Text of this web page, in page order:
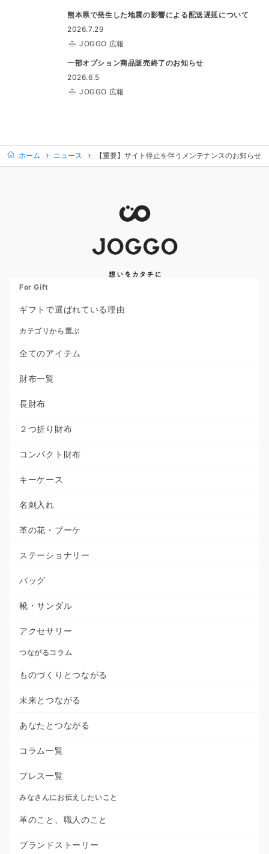
熊本県で発生した地震の影響による配送遅延について
2026.7.29
JOGGO 広報
一部オプション商品販売終了のお知らせ
2026.6.5
JOGGO 広報
ホーム ニュース 【重要】サイト停止を伴うメンテナンスのお知ら
For Gift
ギフトで選ばれている理由
カテゴリから選ぶ
全てのアイテム
財布一覧
長財布
２つ折り財布
コンパクト財布
キーケース
名刺入れ
革の花・ブーケ
ステーショナリー
バッグ
靴・サンダル
アクセサリー
つながるコラム
ものづくりとつながる
未来とつながる
あなたとつながる
コラム一覧
プレス一覧
みなさんにお伝えしたいこと
革のこと、職人のこと
ブランドストーリー